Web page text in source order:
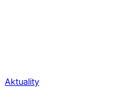
Aktuality